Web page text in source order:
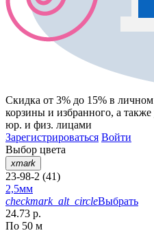
Скидка от 3% до 15% в личном
корзины и избранного, а
юр. и физ. лицами
Зарегистрироваться Войти
Выбор цвета
xmark
23-98-2 (41)
2,5мм
checkmark_alt_circleВыбрать
24.73 р.
По 50 м